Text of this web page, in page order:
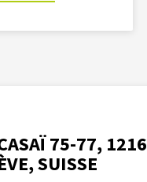
75-77, 1216
SUISSE